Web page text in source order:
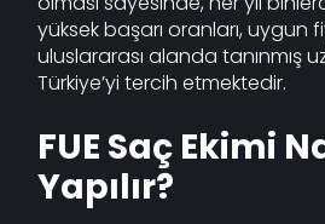
yüksek başarı oranları, uygun
uluslararası alanda tanınmış
Türkiye’yi tercih etmektedir.
FUE Saç Ekimi
Yapılır?